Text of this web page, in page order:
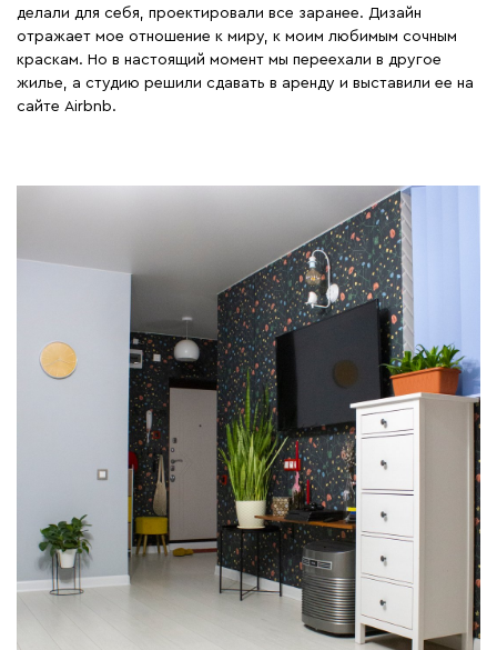
делали для себя, проектировали все заранее. Дизайн
отражает мое отношение к миру, к моим любимым сочным
краскам. Но в настоящий момент мы переехали в другое
жилье, а студию решили сдавать в аренду и выставили ее на
сайте Airbnb.